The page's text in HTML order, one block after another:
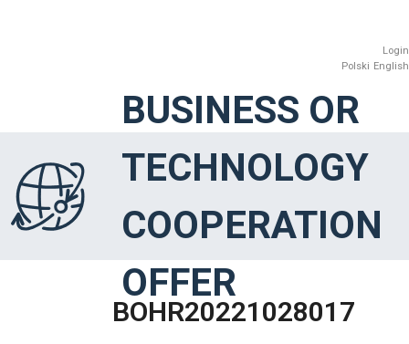
Login
Polski English
BUSINESS OR
TECHNOLOGY
COOPERATION
OFFER
BOHR20221028017